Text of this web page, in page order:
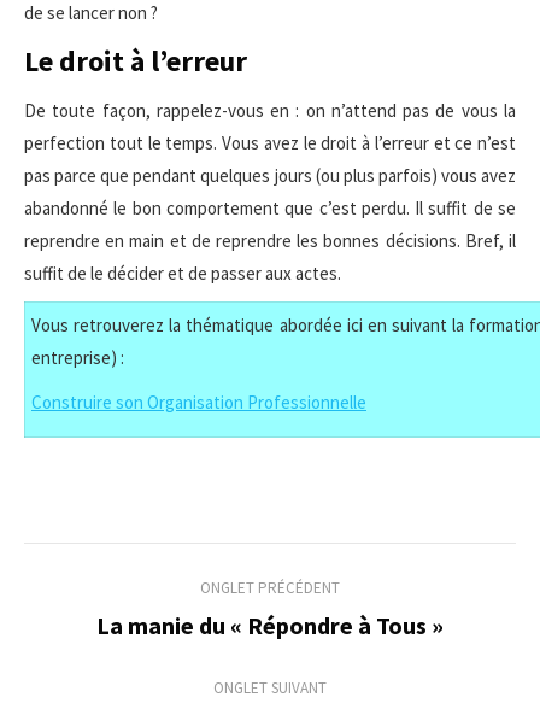
de se lancer non ?
Le droit à l’erreur
De toute façon, rappelez-vous en : on n’attend pas de vous la
perfection tout le temps. Vous avez le droit à l’erreur et ce n’est
pas parce que pendant quelques jours (ou plus parfois) vous avez
abandonné le bon comportement que c’est perdu. Il suffit de se
reprendre en main et de reprendre les bonnes décisions. Bref, il
suffit de le décider et de passer aux actes.
Vous retrouverez la thématique abordée ici en suivant la
entreprise) :
Construire son Organisation Professionnelle
commentaire
ONGLET PRÉCÉDENT
Onglet
La manie du « Répondre à Tous »
ONGLET SUIVANT